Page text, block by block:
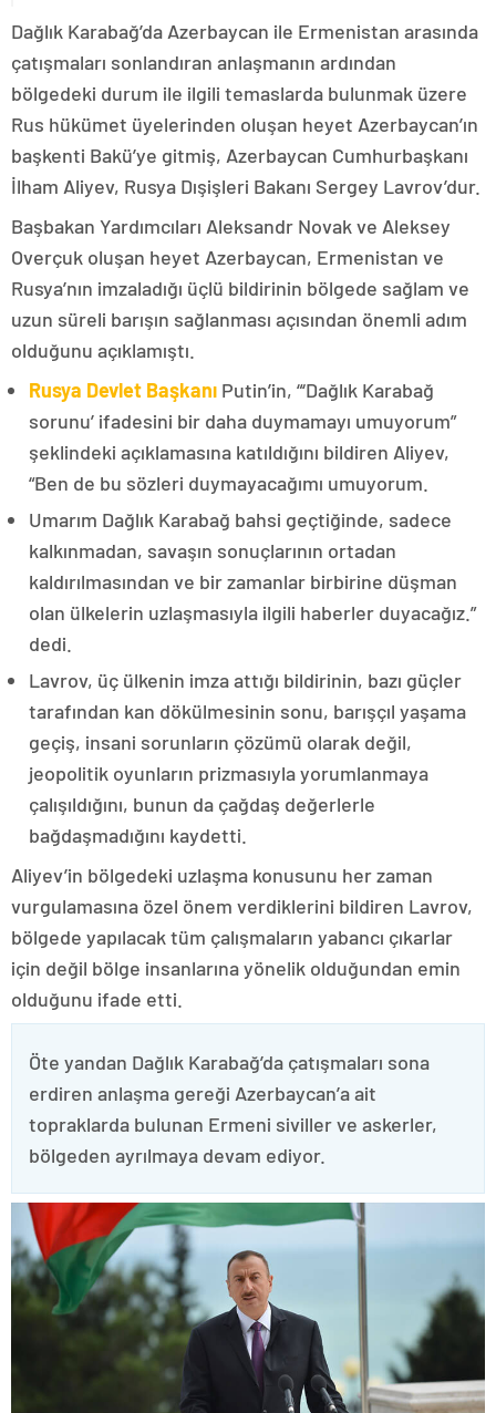
Dağlık Karabağ’da Azerbaycan ile Ermenistan arasında
çatışmaları sonlandıran anlaşmanın ardından
bölgedeki durum ile ilgili temaslarda bulunmak üzere
Rus hükümet üyelerinden oluşan heyet Azerbaycan’ın
başkenti Bakü’ye gitmiş, Azerbaycan Cumhurbaşkanı
İlham Aliyev, Rusya Dışişleri Bakanı Sergey Lavrov’dur.
Başbakan Yardımcıları Aleksandr Novak ve Aleksey
Overçuk oluşan heyet Azerbaycan, Ermenistan ve
Rusya’nın imzaladığı üçlü bildirinin bölgede sağlam ve
uzun süreli barışın sağlanması açısından önemli adım
olduğunu açıklamıştı.
Rusya Devlet Başkanı Putin’in, “‘Dağlık Karabağ
sorunu’ ifadesini bir daha duymamayı umuyorum”
şeklindeki açıklamasına katıldığını bildiren Aliyev,
“Ben de bu sözleri duymayacağımı umuyorum.
Umarım Dağlık Karabağ bahsi geçtiğinde, sadece
kalkınmadan, savaşın sonuçlarının ortadan
kaldırılmasından ve bir zamanlar birbirine düşman
olan ülkelerin uzlaşmasıyla ilgili haberler duyacağız.”
dedi.
Lavrov, üç ülkenin imza attığı bildirinin, bazı güçler
tarafından kan dökülmesinin sonu, barışçıl yaşama
geçiş, insani sorunların çözümü olarak değil,
jeopolitik oyunların prizmasıyla yorumlanmaya
çalışıldığını, bunun da çağdaş değerlerle
bağdaşmadığını kaydetti.
Aliyev’in bölgedeki uzlaşma konusunu her zaman
vurgulamasına özel önem verdiklerini bildiren Lavrov,
bölgede yapılacak tüm çalışmaların yabancı çıkarlar
için değil bölge insanlarına yönelik olduğundan emin
olduğunu ifade etti.
Öte yandan Dağlık Karabağ’da çatışmaları sona
erdiren anlaşma gereği Azerbaycan’a ait
topraklarda bulunan Ermeni siviller ve askerler,
bölgeden ayrılmaya devam ediyor.